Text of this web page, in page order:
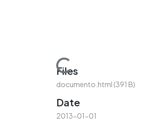
Loading...
Files
documento.html (391 B)
Date
2013-01-01